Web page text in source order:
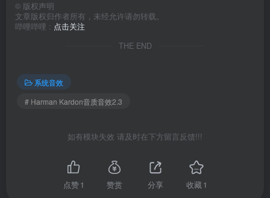
© 版权声明
文章版权归作者所有，未经允许请勿转载。
哔哩哔哩 : 点击关注
THE END
系统音效
# Harman Kardon音质音效2.3
如有模块失效 请及时在下方留言反馈!!!
点赞1 赞赏 分享 收藏1